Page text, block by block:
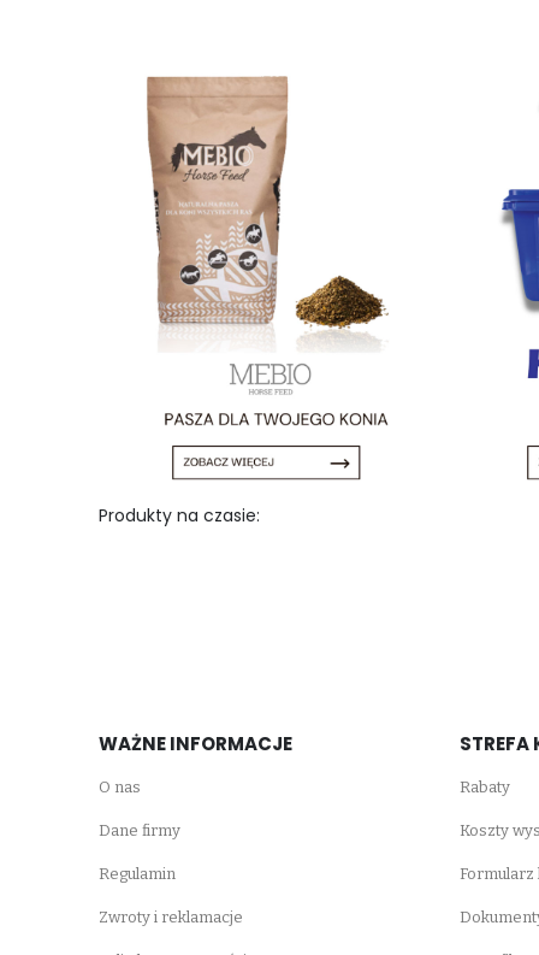
Produkty na czasie:
WAŻNE INFORMACJE
O nas
Dane firmy
Regulamin
Zwroty i reklamacje
STREFA
Rabaty
Koszty